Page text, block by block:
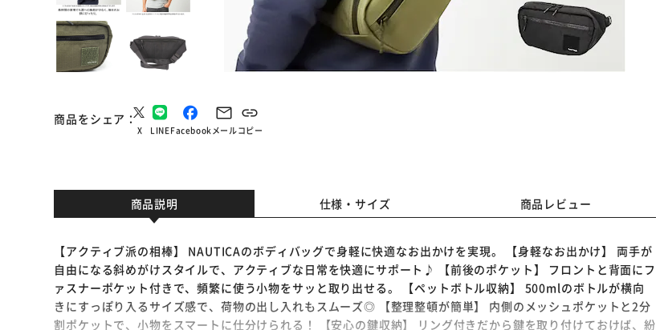
商品をシェア
X LINEFacebookメールコピー
商品説明 仕様・サイズ 商品レビュー
【アクティブ派の相棒】 NAUTICAのボディバッグで身軽に快適なお出かけを実現。 【身軽なお出かけ】 両手が
自由になる斜めがけスタイルで、アクティブな日常を快適にサポート♪ 【前後のポケット】 フロントと背面にフ
ァスナーポケット付きで、頻繁に使う小物をサッと取り出せる。 【ペットボトル収納】 500mlのボトルが横向
きにすっぽり入るサイズ感で、荷物の出し入れもスムーズ◎ 【整理整頓が簡単】 内側のメッシュポケットと2分
割ポケットで、小物をスマートに仕分けられる！ 【安心の鍵収納】 リング付きだから鍵を取り付けておけば、紛